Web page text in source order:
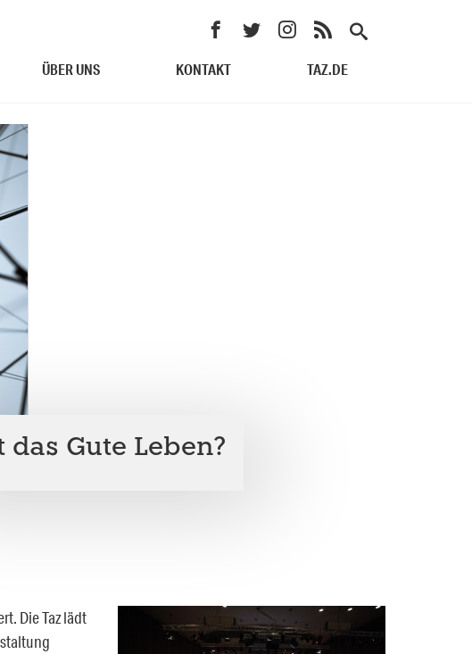
ÜBER UNS KONTAKT TAZ.DE
das Gute Leben?
Die Taz lädt